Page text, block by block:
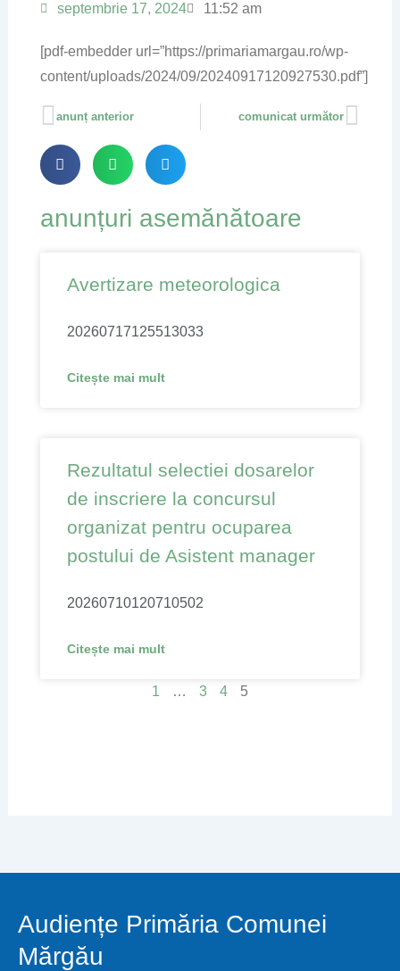
septembrie 17, 2024 11:52 am
[pdf-embedder url=”https://primariamargau.ro/wp-
content/uploads/2024/09/20240917120927530.pdf”]
Prev
anunț anterior comunicat următorNext
anunțuri asemănătoare
Avertizare meteorologica
20260717125513033
Citește mai mult
Rezultatul selectiei dosarelor
de inscriere la concursul
organizat pentru ocuparea
postului de Asistent manager
20260710120710502
Citește mai mult
1 … 3 4 5
Audiențe Primăria Comunei
Mărgău